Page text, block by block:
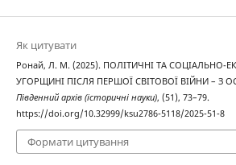
Як цитувати
Ронай, Л. М. (2025). ПОЛІТИЧНІ ТА СОЦІАЛЬНО-
УГОРЩИНІ ПІСЛЯ ПЕРШОЇ СВІТОВОЇ ВІЙНИ – З
Південний архів (історичні науки), (51), 73–79.
https://doi.org/10.32999/ksu2786-5118/2025-51-8
Формати цитування